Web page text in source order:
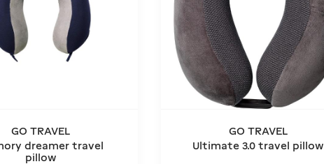
GO TRAVEL
dreamer travel
pillow
GO TRAVEL
Ultimate 3.0 travel pillow